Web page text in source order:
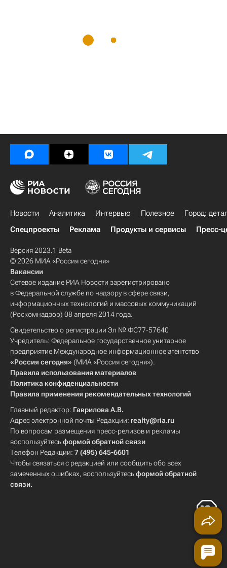
Новости Аналитика Интервью Полезное
Город:
Спецпроекты
Реклама Продукты и сервисы Пресс-
Версия 2023.1 Beta
© 2026 МИА «Россия сегодня»
Вакансии
Сетевое издание РИА Новости зарегистрировано
в Федеральной службе по надзору в сфере связи,
информационных технологий и массовых коммуникаций
(Роскомнадзор) 08 апреля 2014 года.
Свидетельство о регистрации Эл № ФС77-57640
Учредитель: Федеральное государственное унитарное
предприятие Международное информационное агентство
«Россия сегодня» (МИА «Россия сегодня»).
Правила использования материалов
Политика конфиденциальности
Правила применения рекомендательных технологий
Главный редактор: Гаврилова А.В.
Адрес электронной почты Редакции: realty@ria.ru
По вопросам размещения пресс-релизов и рекламы
воспользуйтесьформой обратной связи
Телефон Редакции: 7 (495) 645-6601
Чтобы связаться с редакцией или сообщить обо всех
замеченных ошибках, воспользуйтесьформой обратной
связи.